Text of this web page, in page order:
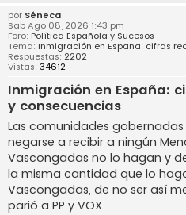
por Séneca
Sab Ago 08, 2026 1:43 pm
Foro: Política Española y Sucesos
Tema: Inmigración en España: cifras
Respuestas: 2202
Vistas: 34612
Inmigración en España:
y consecuencias
Las comunidades gobernadas
negarse a recibir a ningún
Vascongadas no lo hagan y
la misma cantidad que lo
Vascongadas, de no ser así
parió a PP y VOX.